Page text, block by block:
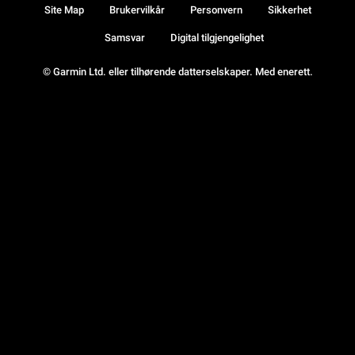
© Garmin Ltd. eller tilhørende datterselskaper. Med enerett.
Site Map Brukervilkår Personvern Sikkerhet
Samsvar Digital tilgjengelighet